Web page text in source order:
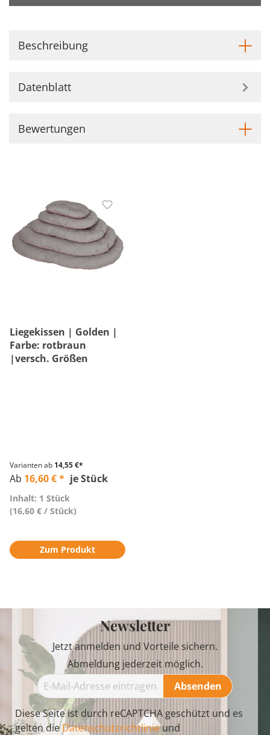
Beschreibung
Datenblatt
Bewertungen
Liegekissen | Golden |
Farbe: rotbraun
|versch. Größen
Varianten ab 14,55 €*
Ab 16,60 € * je Stück
Inhalt: 1 Stück
(16,60 € / Stück)
Zum Produkt
Newsletter
Jetzt anmelden und Vorteile sichern.
Abmeldung jederzeit möglich.
Absenden
Diese Seite ist durch reCAPTCHA geschützt und es
gelten dieDatenschutzrichtlinieund